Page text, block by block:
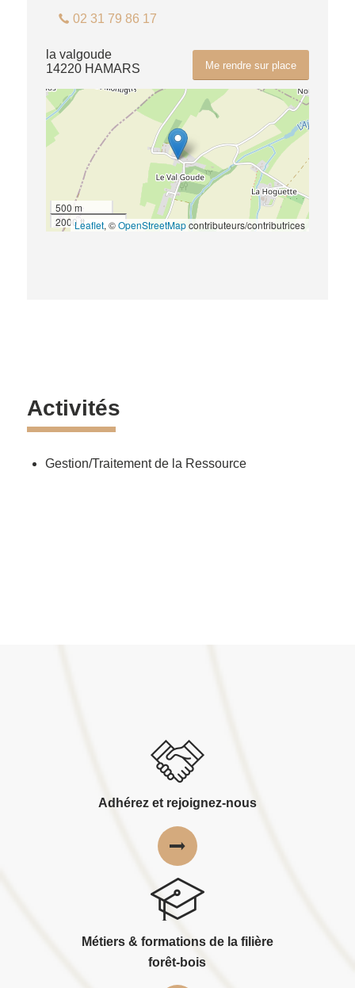
02 31 79 86 17
Me rendre sur place
la valgoude
14220 HAMARS
500 m
2000 ftLeaflet, ©OpenStreetMapcontributeurs/contributrices
Activités
Gestion/Traitement de la Ressource
Adhérez et rejoignez-nous
Métiers & formations de la filière
forêt-bois